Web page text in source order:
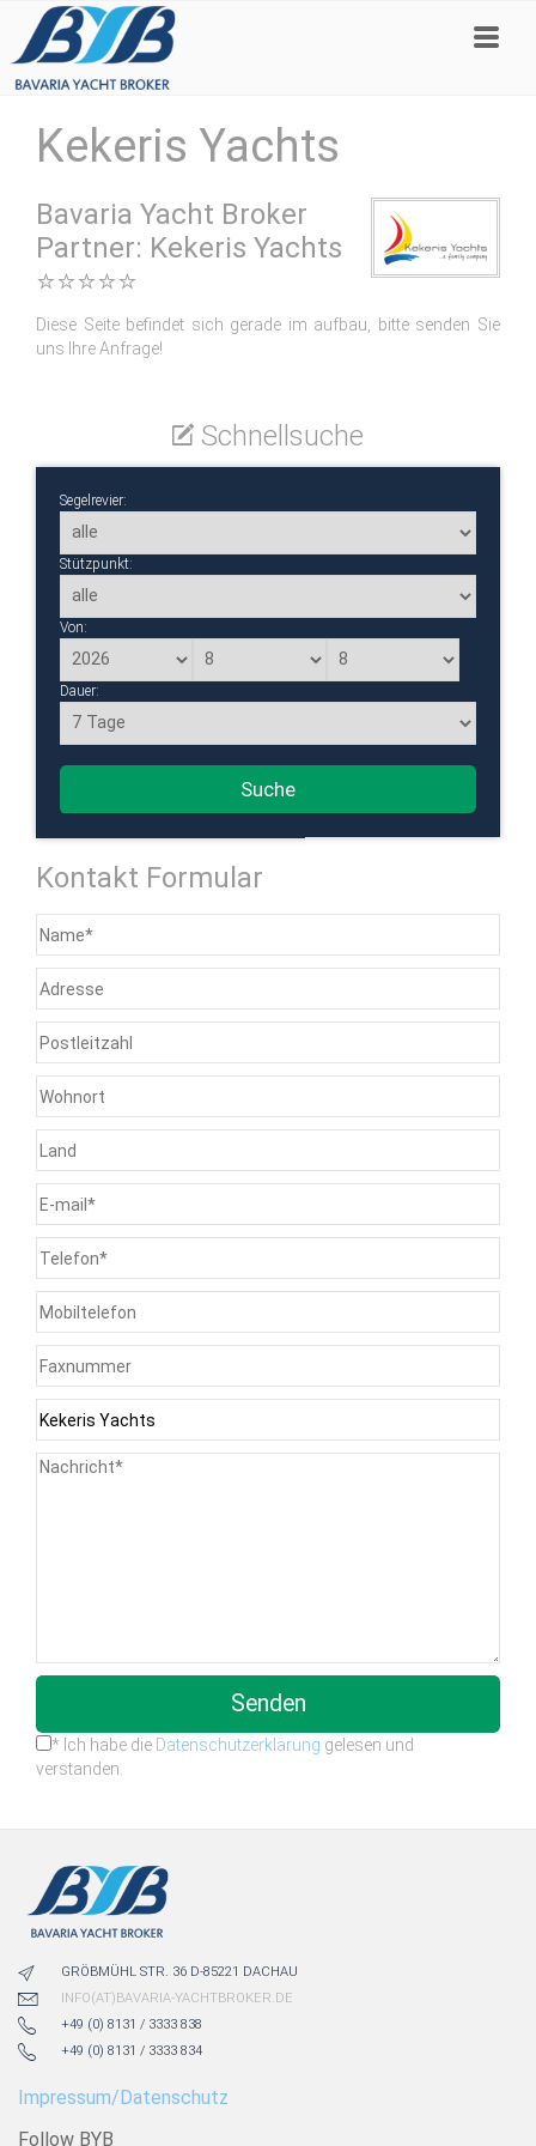
Kekeris Yachts
Bavaria Yacht Broker
Partner: Kekeris Yachts
⭐⭐⭐⭐⭐
Diese Seite befindet sich gerade im aufbau, bitte senden Sie
uns Ihre Anfrage!
Schnellsuche
Segelrevier:
Stützpunkt:
Von:
Dauer:
Flexibilität:
Suche
Kontakt Formular
Senden
* Ich habe die Datenschutzerklärung gelesen und
verstanden.
GRÖBMÜHL STR. 36 D-85221 DACHAU
INFO(AT)BAVARIA-YACHTBROKER.DE
+49 (0) 8131 / 3333 838
+49 (0) 8131 / 3333 834
Impressum/Datenschutz
Follow BYB